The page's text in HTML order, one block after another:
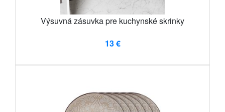
Výsuvná zásuvka pre kuchynské skrinky
13 €